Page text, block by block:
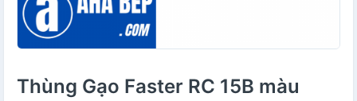
Thùng Gạo Faster RC 15B màu